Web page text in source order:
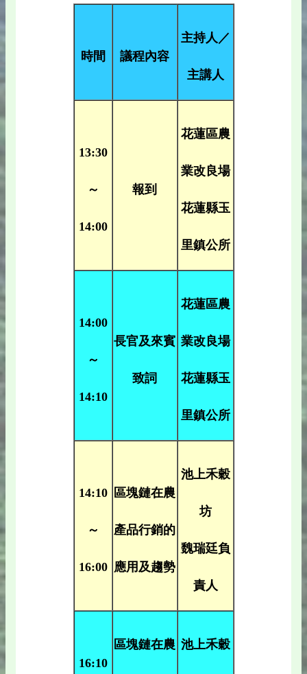
時間 議程內容
主持人／
主講人
13:30
～
14:00
報到
花蓮區農
業改良場
花蓮縣玉
里鎮公所
14:00
～
14:10
長官及來賓
致詞
花蓮區農
業改良場
花蓮縣玉
里鎮公所
14:10
～
16:00
區塊鏈在農
產品行銷的
應用及趨勢
池上禾穀
坊
魏瑞廷負
責人
16:10
區塊鏈在農 池上禾穀